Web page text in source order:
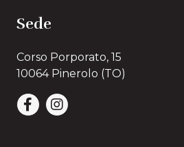
Sede
Corso Porporato, 15
10064 Pinerolo (TO)